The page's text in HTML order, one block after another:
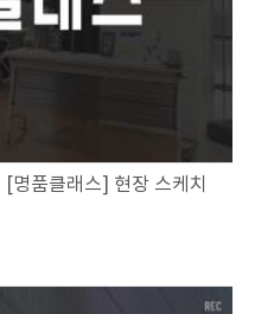
명품클래스] 현장 스케치